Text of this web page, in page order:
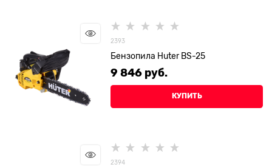
2393
Бензопила Huter BS-25
9 846 руб.
КУПИТЬ
2394